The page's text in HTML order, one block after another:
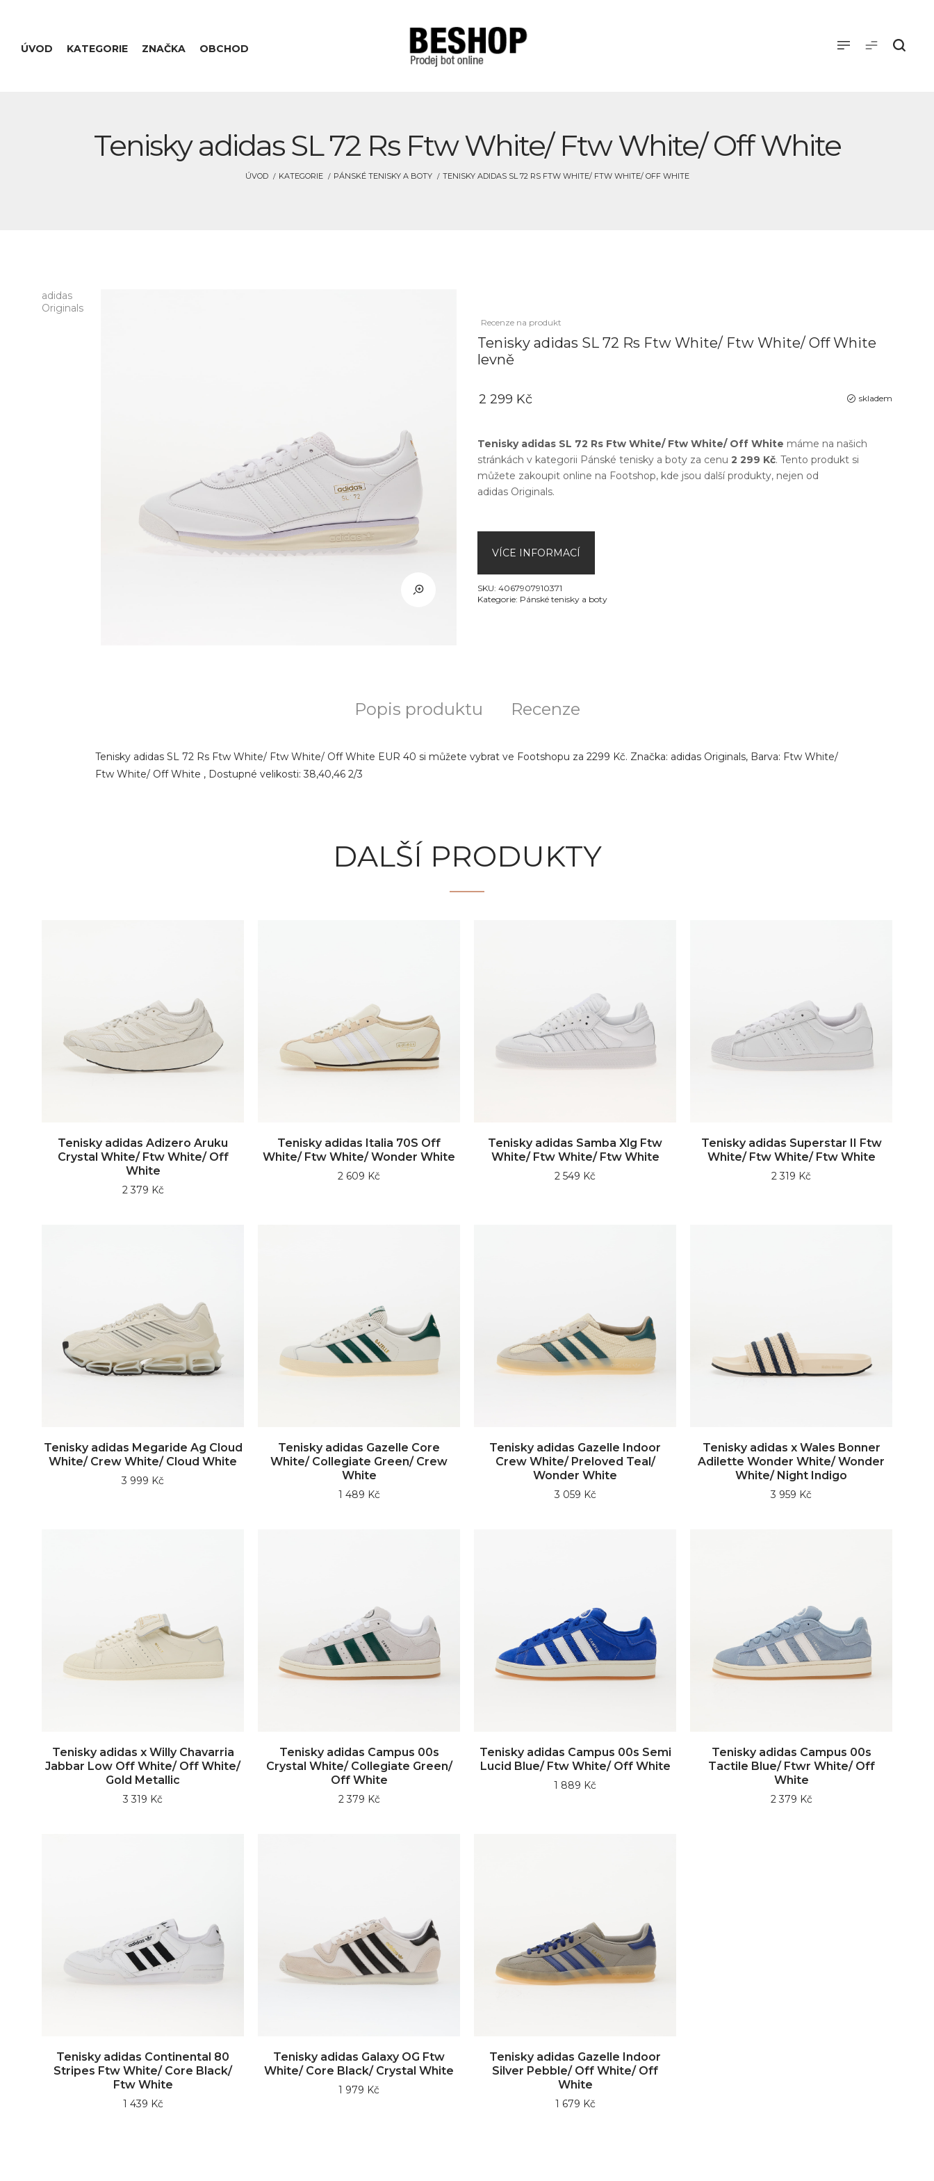
ÚVOD KATEGORIE ZNAČKA OBCHOD
Tenisky adidas SL 72 Rs Ftw White/ Ftw White/ Off White
ÚVOD KATEGORIE PÁNSKÉ TENISKY A BOTY TENISKY ADIDAS SL 72 RS FTW WHITE/ FTW WHITE/ OFF WHITE
adidas
Originals
Recenze na produkt
Tenisky adidas SL 72 Rs Ftw White/ Ftw White/ Off White
levně
skladem
2 299 Kč
Tenisky adidas SL 72 Rs Ftw White/ Ftw White/ Off White máme na našich
stránkách v kategorii Pánské tenisky a boty za cenu 2 299 Kč. Tento produkt si
můžete zakoupit online na Footshop, kde jsou další produkty, nejen od
adidas Originals.
VÍCE INFORMACÍ
SKU: 4067907910371
Kategorie: Pánské tenisky a boty
Popis produktu Recenze
Tenisky adidas SL 72 Rs Ftw White/ Ftw White/ Off White EUR 40 si můžete vybrat ve Footshopu za 2299 Kč. Značka: adidas Originals, Barva: Ftw White/
Ftw White/ Off White , Dostupné velikosti: 38,40,46 2/3
DALŠÍ PRODUKTY
Tenisky adidas Adizero Aruku
Crystal White/ Ftw White/ Off
White
2 379 Kč
Tenisky adidas Italia 70S Off
White/ Ftw White/ Wonder White
2 609 Kč
Tenisky adidas Samba Xlg Ftw
White/ Ftw White/ Ftw White
2 549 Kč
Tenisky adidas Superstar II Ftw
White/ Ftw White/ Ftw White
2 319 Kč
Tenisky adidas Megaride Ag Cloud
White/ Crew White/ Cloud White
3 999 Kč
Tenisky adidas Gazelle Core
White/ Collegiate Green/ Crew
White
1 489 Kč
Tenisky adidas Gazelle Indoor
Crew White/ Preloved Teal/
Wonder White
3 059 Kč
Tenisky adidas x Wales Bonner
Adilette Wonder White/ Wonder
White/ Night Indigo
3 959 Kč
Tenisky adidas x Willy Chavarria
Jabbar Low Off White/ Off White/
Gold Metallic
3 319 Kč
Tenisky adidas Campus 00s
Crystal White/ Collegiate Green/
Off White
2 379 Kč
Tenisky adidas Campus 00s Semi
Lucid Blue/ Ftw White/ Off White
1 889 Kč
Tenisky adidas Campus 00s
Tactile Blue/ Ftwr White/ Off
White
2 379 Kč
Tenisky adidas Continental 80
Stripes Ftw White/ Core Black/
Ftw White
1 439 Kč
Tenisky adidas Galaxy OG Ftw
White/ Core Black/ Crystal White
1 979 Kč
Tenisky adidas Gazelle Indoor
Silver Pebble/ Off White/ Off
White
1 679 Kč